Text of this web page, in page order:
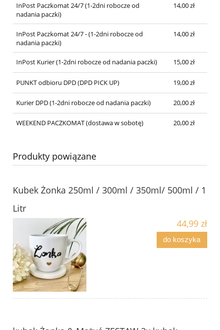
InPost Paczkomat 24/7 (1-2dni robocze od
nadania paczki)
14,00 zł
InPost Paczkomat 24/7 - (1-2dni robocze od
nadania paczki)
14,00 zł
InPost Kurier (1-2dni robocze od nadania paczki) 15,00 zł
PUNKT odbioru DPD (DPD PICK UP) 19,00 zł
Kurier DPD (1-2dni robocze od nadania paczki) 20,00 zł
WEEKEND PACZKOMAT (dostawa w sobotę) 20,00 zł
Produkty powiązane
Kubek Żonka 250ml / 300ml / 350ml/ 500ml / 1
Litr
44,99 zł
do koszyka